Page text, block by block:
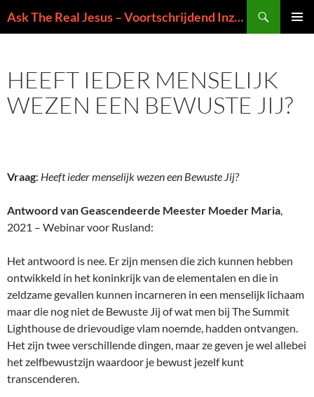
naar
Ask The Real Jesus – Voortschrijdend Inzicht in de Zin van het Leven
HEEFT IEDER MENSELIJK
WEZEN EEN BEWUSTE JIJ?
Vraag: Heeft ieder menselijk wezen een Bewuste Jij?
Antwoord van Geascendeerde Meester Moeder Maria,
2021 – Webinar voor Rusland:
Het antwoord is nee. Er zijn mensen die zich kunnen hebben
ontwikkeld in het koninkrijk van de elementalen en die in
zeldzame gevallen kunnen incarneren in een menselijk lichaam
maar die nog niet de Bewuste Jij of wat men bij The Summit
Lighthouse de drievoudige vlam noemde, hadden ontvangen.
Het zijn twee verschillende dingen, maar ze geven je wel allebei
het zelfbewustzijn waardoor je bewust jezelf kunt
transcenderen.